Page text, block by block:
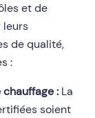
et de
leurs
de qualité,
:
: La
soient